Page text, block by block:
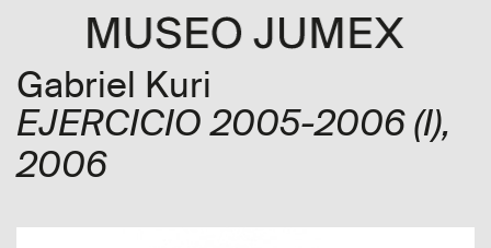
Gabriel Kuri
EJERCICIO 2005-2006 (I),
2006